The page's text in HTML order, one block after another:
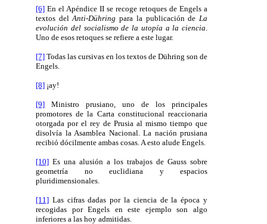
[6] En el Apéndice II se recoge retoques de Engels a
textos delAnti-Dühring para la publicación de La
evolución del socialismo de la utopía a la ciencia
Uno de esos retoques se refiere a este lugar.
[7] Todas las cursivas en los textos de Dühring son de
Engels.
[8] ¡ay!
[9] Ministro prusiano, uno de los principales
promotores de la Carta constitucional reaccionaria
otorgada por el rey de Prusia al mismo tiempo que
disolvía la Asamblea Nacional. La nación prusiana
recibió dócilmente ambas cosas. A esto alude Engels.
[10] Es una alusión a los trabajos de Gauss sobre
geometría no euclidiana y espacios
pluridimensionales.
[11] Las cifras dadas por la ciencia de la época y
recogidas por Engels en este ejemplo son algo
inferiores a las hoy admitidas.